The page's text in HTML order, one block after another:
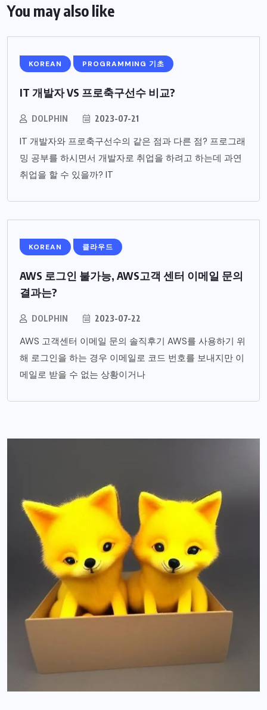
You may also like
KOREAN PROGRAMMING 기초
IT 개발자 VS 프로축구선수 비교?
DOLPHIN 2023-07-21
IT 개발자와 프로축구선수의 같은 점과 다른 점? 프로그래
밍 공부를 하시면서 개발자로 취업을 하려고 하는데 과연
취업을 할 수 있을까? IT
KOREAN 클라우드
AWS 로그인 불가능, AWS고객 센터 이메일 문의
결과는?
DOLPHIN 2023-07-22
AWS 고객센터 이메일 문의 솔직후기 AWS를 사용하기 위
해 로그인을 하는 경우 이메일로 코드 번호를 보내지만 이
메일로 받을 수 없는 상황이거나